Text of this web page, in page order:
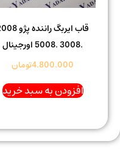
قاب ایربگ راننده پژو 2008
4.800.000تومان
افزودن به سبد خرید